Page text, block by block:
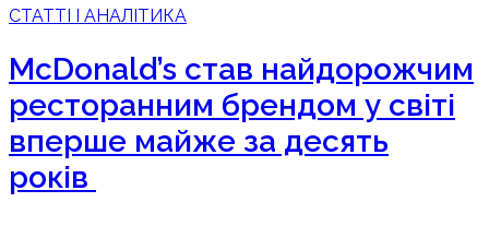
СТАТТІ І АНАЛІТИКА
McDonald’s став найдорожчим
ресторанним брендом у світі
вперше майже за десять
років